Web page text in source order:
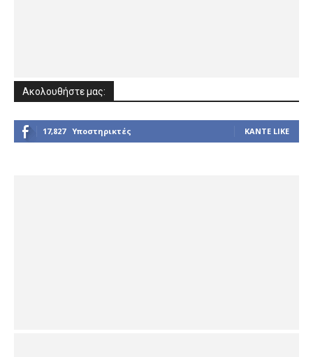
Ακολουθήστε μας:
17,827 Υποστηρικτές ΚΆΝΤΕ LIKE